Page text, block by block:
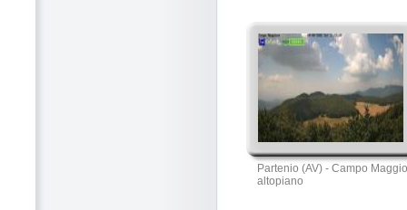
Partenio (AV) - Campo
altopiano